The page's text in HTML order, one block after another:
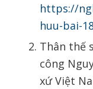
https://
huu-bai-
Thân thế
công
xứ Việt